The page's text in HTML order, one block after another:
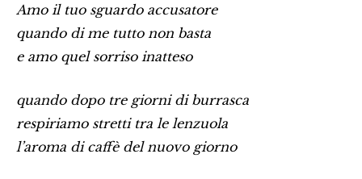
Amo il tuo sguardo accusatore
quando di me tutto non basta
e amo quel sorriso inatteso
quando dopo tre giorni di burrasca
respiriamo stretti tra le lenzuola
l’aroma di caffè del nuovo giorno